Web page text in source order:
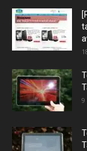
9